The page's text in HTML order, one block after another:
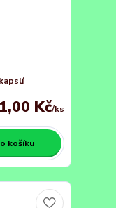
Kč/ks
košíku